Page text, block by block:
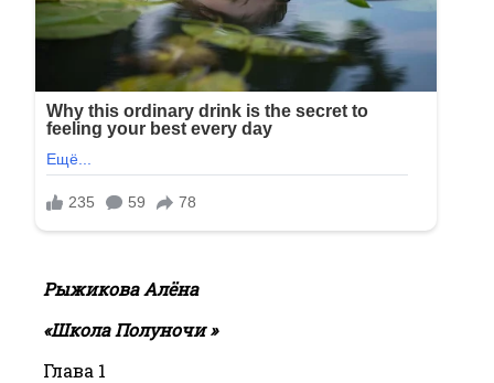
Рыжикова Алёна
«Школа Полуночи »
Глава 1